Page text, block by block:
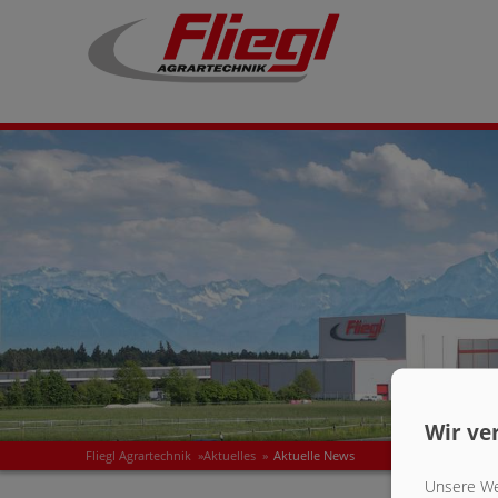
Fliegl Agrartechnik »Aktuelles » Aktuelle News
Wir
Unsere